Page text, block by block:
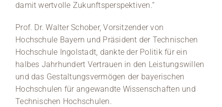
damit wertvolle Zukunftsperspektiven.“
Prof. Dr. Walter Schober, Vorsitzender von
Hochschule Bayern und Präsident der Technischen
Hochschule Ingolstadt, dankte der Politik für ein
halbes Jahrhundert Vertrauen in den Leistungswillen
und das Gestaltungsvermögen der bayerischen
Hochschulen für angewandte Wissenschaften und
Technischen Hochschulen.